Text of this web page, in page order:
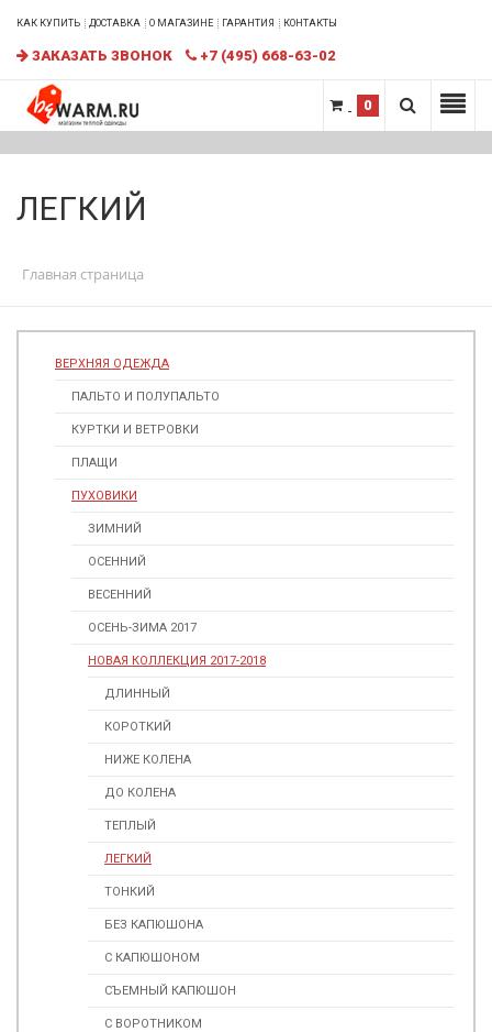
КАК КУПИТЬ ДОСТАВКА О МАГАЗИНЕ ГАРАНТИЯ КОНТАКТЫ
ЗАКАЗАТЬ ЗВОНОК +7 (495) 668-63-02
0
ЛЕГКИЙ
Главная страница
ВЕРХНЯЯ ОДЕЖДА
ПАЛЬТО И ПОЛУПАЛЬТО
КУРТКИ И ВЕТРОВКИ
ПЛАЩИ
ПУХОВИКИ
ЗИМНИЙ
ОСЕННИЙ
ВЕСЕННИЙ
ОСЕНЬ-ЗИМА 2017
НОВАЯ КОЛЛЕКЦИЯ 2017-2018
ДЛИННЫЙ
КОРОТКИЙ
НИЖЕ КОЛЕНА
ДО КОЛЕНА
ТЕПЛЫЙ
ЛЕГКИЙ
ТОНКИЙ
БЕЗ КАПЮШОНА
С КАПЮШОНОМ
СЪЕМНЫЙ КАПЮШОН
С ВОРОТНИКОМ